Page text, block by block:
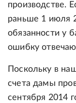
производстве.
раньше 1 июля
обязанности у
ошибку
Поскольку в
счета дамы
сентября 2014